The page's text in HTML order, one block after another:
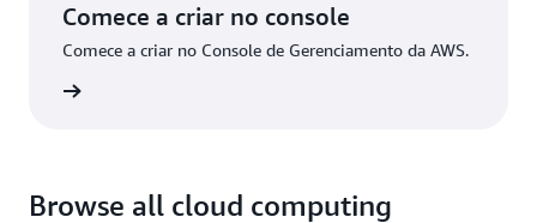
Comece a criar no console
Comece a criar no Console de Gerenciamento da AWS.
Browse all cloud computing